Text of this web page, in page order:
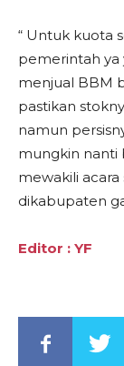
“ Untuk kuota
pemerintah ya
menjual BBM
pastikan
namun
mungkin nanti
mewakili acara
dikabupaten
Editor : YF